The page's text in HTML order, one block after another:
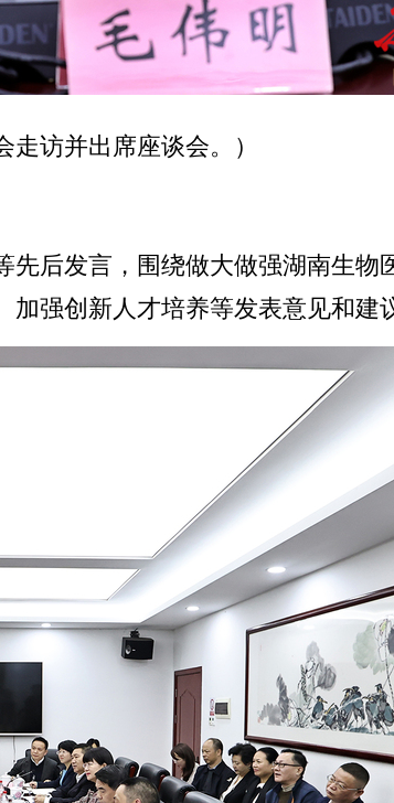
走访并出席座谈会。）
后发言，围绕做大做强湖南生物
强创新人才培养等发表意见和建